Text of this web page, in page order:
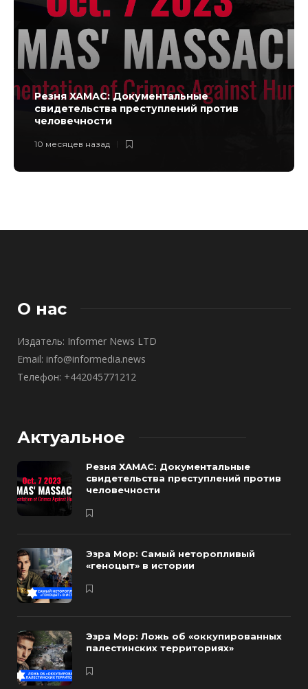
Резня ХАМАС: Документальные
свидетельства преступлений против
человечности
10 месяцев назад
О нас
Издатель: Informer News LTD
Email: info@informedia.news
Телефон: +442045771212
Актуальное
Резня ХАМАС: Документальные
свидетельства преступлений против
человечности
Эзра Мор: Самый неторопливый
«геноцыт» в истории
Эзра Мор: Ложь об «оккупированных
палестинских территориях»